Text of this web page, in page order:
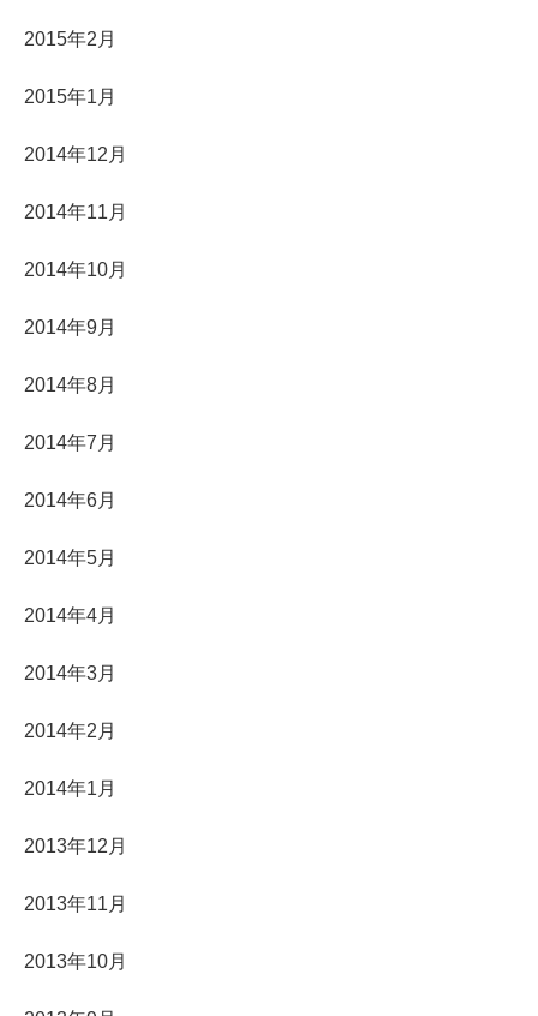
2015年2月
2015年1月
2014年12月
2014年11月
2014年10月
2014年9月
2014年8月
2014年7月
2014年6月
2014年5月
2014年4月
2014年3月
2014年2月
2014年1月
2013年12月
2013年11月
2013年10月